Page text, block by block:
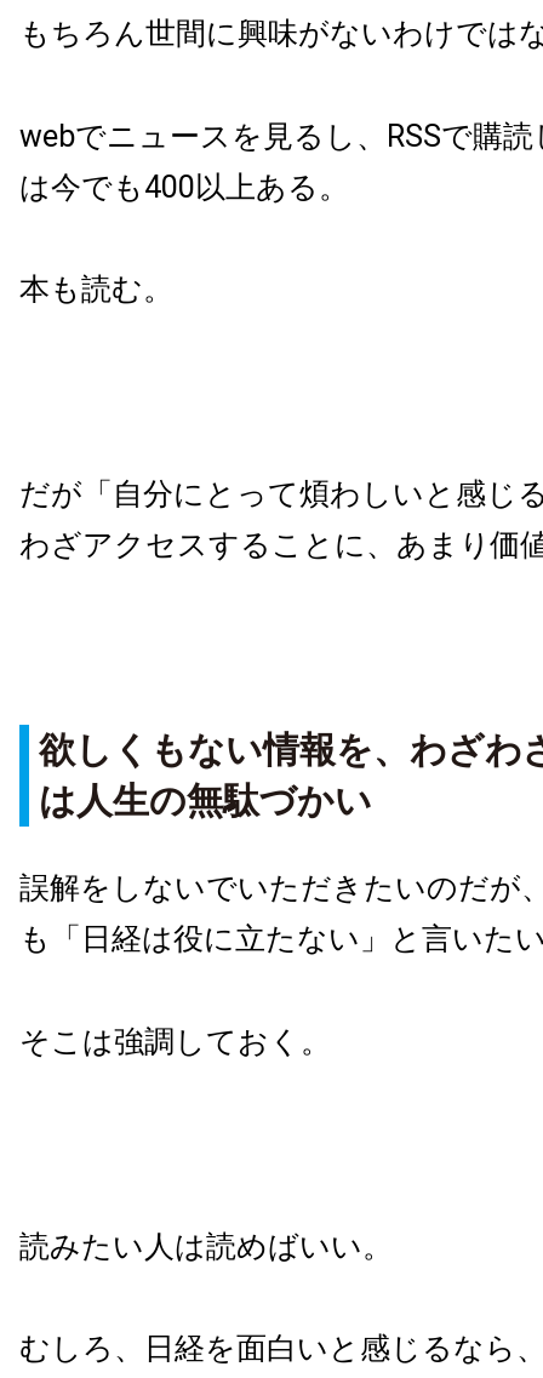
もちろん世間に興味がないわけでは
webでニュースを見るし、RSSで購
は今でも400以上ある。
本も読む。
だが「自分にとって煩わしいと感じ
わざアクセスすることに、あまり価
欲しくもない情報を、わざわ
は人生の無駄づかい
誤解をしないでいただきたいのだが
も「日経は役に立たない」と言いた
そこは強調しておく。
読みたい人は読めばいい。
むしろ、日経を面白いと感じるなら